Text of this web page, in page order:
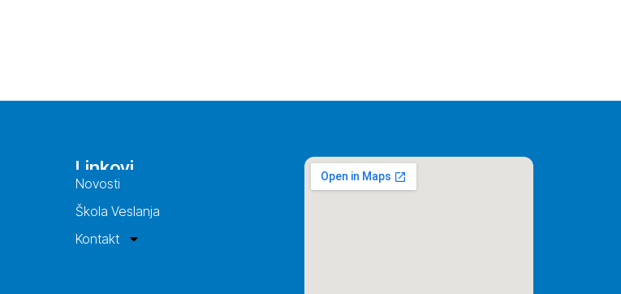
Linkovi
Novosti
Škola Veslanja
Kontakt